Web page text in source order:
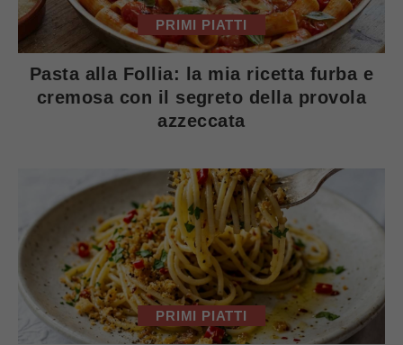
PRIMI PIATTI
Pasta alla Follia: la mia ricetta furba e
cremosa con il segreto della provola
azzeccata
PRIMI PIATTI